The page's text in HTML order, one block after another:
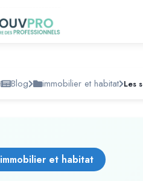
Blog immobilier et habitat
immobilier et habitat